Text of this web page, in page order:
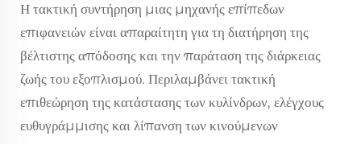
Η τακτική συντήρηση μιας μηχανής επίπεδων
επιφανειών είναι απαραίτητη για τη διατήρηση της
βέλτιστης απόδοσης και την παράταση της διάρκειας
ζωής του εξοπλισμού. Περιλαμβάνει τακτική
επιθεώρηση της κατάστασης των κυλίνδρων, ελέγχους
ευθυγράμμισης και λίπανση των κινούμενων